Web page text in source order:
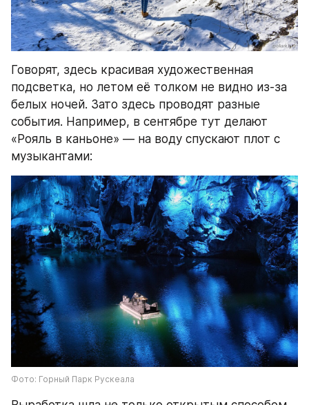
Говорят, здесь красивая художественная
подсветка, но летом её толком не видно из-за
белых ночей. Зато здесь проводят разные
события. Например, в сентябре тут делают
«Рояль в каньоне» — на воду спускают плот с
музыкантами:
Фото: Горный Парк Рускеала